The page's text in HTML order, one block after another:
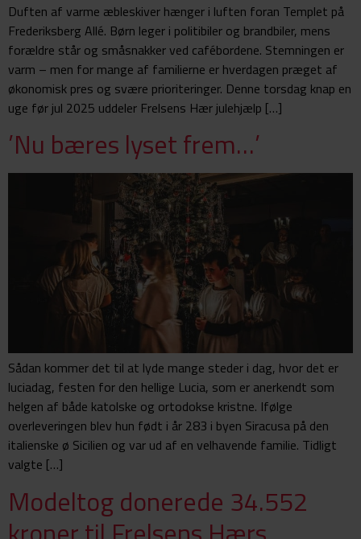
Duften af varme æbleskiver hænger i luften foran Templet på
Frederiksberg Allé. Børn leger i politibiler og brandbiler, mens
forældre står og småsnakker ved cafébordene. Stemningen er
varm – men for mange af familierne er hverdagen præget af
økonomisk pres og svære prioriteringer. Denne torsdag knap en
uge før jul 2025 uddeler Frelsens Hær julehjælp […]
’Nu bæres lyset frem…’
Sådan kommer det til at lyde mange steder i dag, hvor det er
luciadag, festen for den hellige Lucia, som er anerkendt som
helgen af både katolske og ortodokse kristne. Ifølge
overleveringen blev hun født i år 283 i byen Siracusa på den
italienske ø Sicilien og var ud af en velhavende familie. Tidligt
valgte […]
Modeltog donerede 34.552